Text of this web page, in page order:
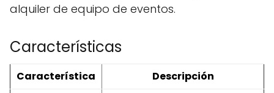
alquiler de equipo de eventos.
Características
Característica
Descripción